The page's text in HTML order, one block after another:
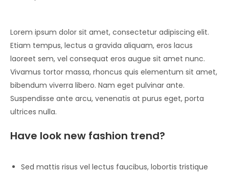
Lorem ipsum dolor sit amet, consectetur adipiscing elit.
Etiam tempus, lectus a gravida aliquam, eros lacus
laoreet sem, vel consequat eros augue sit amet nunc.
Vivamus tortor massa, rhoncus quis elementum sit amet,
bibendum viverra libero. Nam eget pulvinar ante.
Suspendisse ante arcu, venenatis at purus eget, porta
ultrices nulla.
Have look new fashion trend?
Sed mattis risus vel lectus faucibus, lobortis tristique